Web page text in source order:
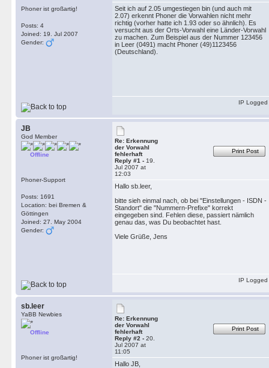
Phoner ist großartig!
Posts: 4
Joined: 19. Jul 2007
Gender:
Seit ich auf 2.05 umgestiegen bin (und auch mit
2.07) erkennt Phoner die Vorwahlen nicht mehr
richtig (vorher hatte ich 1.93 oder so ähnlich). Es
versucht aus der Orts-Vorwahl eine Länder-Vorwahl
zu machen. Zum Beispiel aus der Nummer 123456
in Leer (0491) macht Phoner (49)1123456
(Deutschland).
IP Logged
JB
God Member
Offline
Phoner-Support
Posts: 1691
Location: bei Bremen &
Göttingen
Joined: 27. May 2004
Gender:
Re: Erkennung
der Vorwahl
fehlerhaft
Reply #1 - 19.
Jul 2007 at
12:03
Print Post
Hallo sb.leer,
bitte sieh einmal nach, ob bei "Einstellungen - ISDN -
Standort" die "Nummern-Prefixe" korrekt
eingegeben sind. Fehlen diese, passiert nämlich
genau das, was Du beobachtet hast.
Viele Grüße, Jens
IP Logged
sb.leer
YaBB Newbies
Offline
Phoner ist großartig!
Re: Erkennung
der Vorwahl
fehlerhaft
Reply #2 - 20.
Jul 2007 at
11:05
Print Post
Hallo JB,